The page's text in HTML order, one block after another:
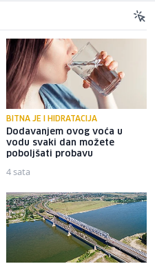
BITNA JE I HIDRATACIJA
Dodavanjem ovog voća u
vodu svaki dan možete
poboljšati probavu
4 sata